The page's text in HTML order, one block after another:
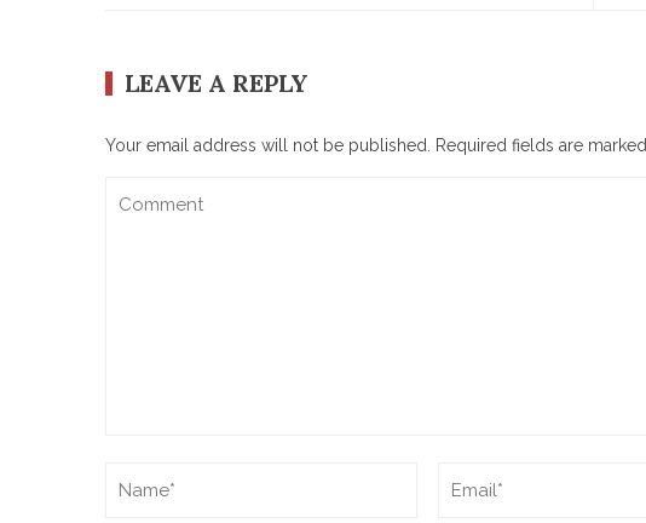
LEAVE A REPLY
Your email address will not be published. Required fields are marked